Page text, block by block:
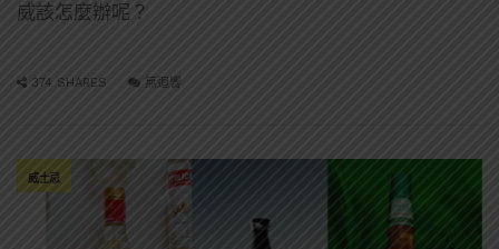
威該怎麼辦呢？
374 SHARES 無迴響
威士忌